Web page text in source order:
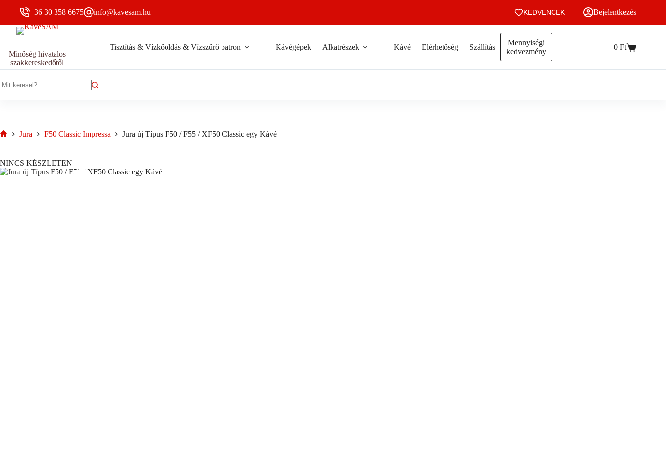
+36 30 358 6675 info@kavesam.hu KEDVENCEK Bejelentkezés
Minőség hivatalos
szakkereskedőtől
Tisztítás & Vízkőoldás & Vízszűrő patron Kávégépek Alkatrészek Kávé Elérhetőség Szállítás
Mennyiségi
kedvezmény
Kosár
0 Ft
Jura F50 Classic Impressa Jura új Típus F50 / F55 / XF50 Classic egy Kávé
NINCS KÉSZLETEN